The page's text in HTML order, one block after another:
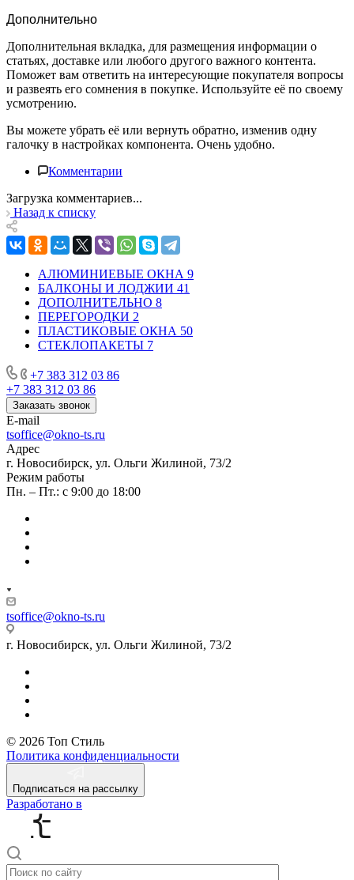
Дополнительно
Дополнительная вкладка, для размещения информации о
статьях, доставке или любого другого важного контента.
Поможет вам ответить на интересующие покупателя вопросы
и развеять его сомнения в покупке. Используйте её по своему
усмотрению.
Вы можете убрать её или вернуть обратно, изменив одну
галочку в настройках компонента. Очень удобно.
Комментарии
Загрузка комментариев...
Назад к списку
АЛЮМИНИЕВЫЕ ОКНА 9
БАЛКОНЫ И ЛОДЖИИ 41
ДОПОЛНИТЕЛЬНО 8
ПЕРЕГОРОДКИ 2
ПЛАСТИКОВЫЕ ОКНА 50
СТЕКЛОПАКЕТЫ 7
+7 383 312 03 86
+7 383 312 03 86
Заказать звонок
E-mail
tsoffice@okno-ts.ru
Адрес
г. Новосибирск, ул. Ольги Жилиной, 73/2
Режим работы
Пн. – Пт.: с 9:00 до 18:00
tsoffice@okno-ts.ru
г. Новосибирск, ул. Ольги Жилиной, 73/2
© 2026 Топ Стиль
Политика конфиденциальности
Подписаться на рассылку
Разработано в